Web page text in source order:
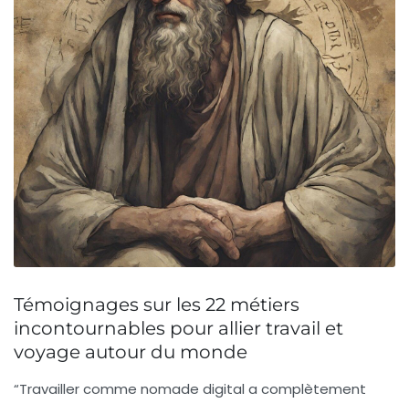
Témoignages sur les 22 métiers
incontournables pour allier travail et
voyage autour du monde
“Travailler comme nomade digital a complètement